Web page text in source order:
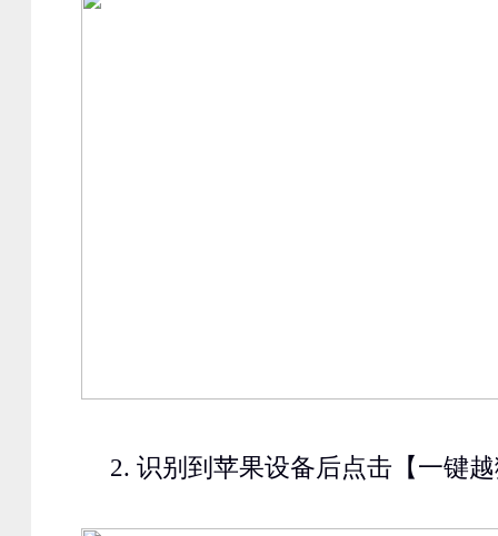
2. 识别到苹果设备后点击【一键